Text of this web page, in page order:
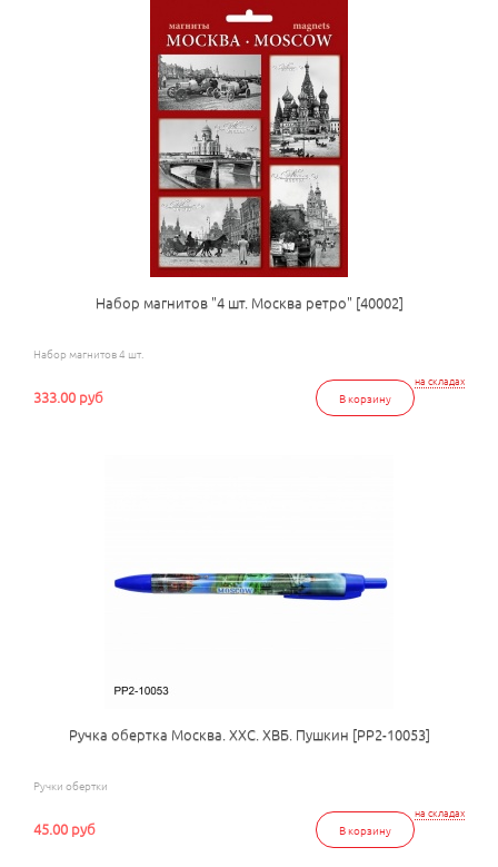
Набор магнитов "4 шт. Москва ретро" [40002]
Набор магнитов 4 шт.
на складах
В корзину
333.00 руб
Ручка обертка Москва. ХХС. ХВБ. Пушкин [РР2-10053]
Ручки обертки
на складах
В корзину
45.00 руб